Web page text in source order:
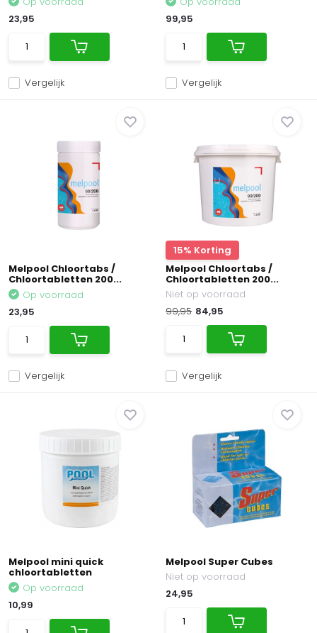
Vergelijk
23,95
Vergelijk
99,95
Melpool Chloortabs /
Chloortabletten 200...
Vergelijk
Op voorraad
23,95
15% Korting
Melpool Chloortabs /
Chloortabletten 200...
Vergelijk
Niet op voorraad
99,95 84,95
Melpool mini quick
chloortabletten
Op voorraad
10,99
Melpool Super Cubes
Niet op voorraad
24,95